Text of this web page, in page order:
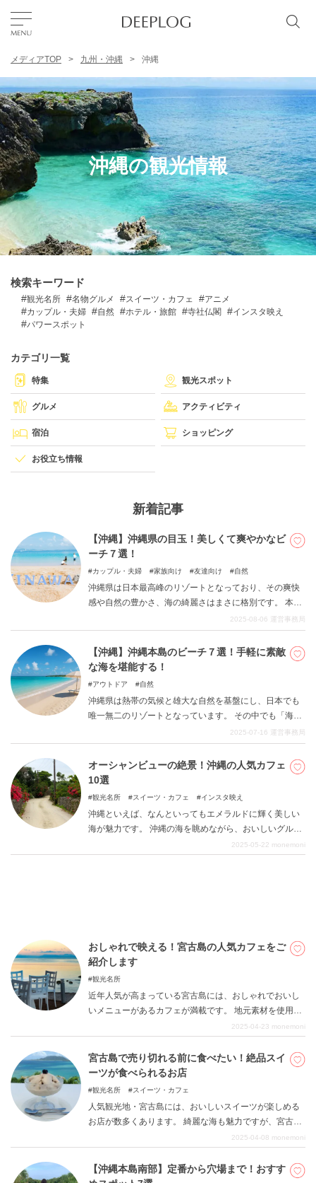
TOP
エリア
カテゴリー
日本語
お問い合わせ
運営会社
トラベルライター募集
メディアTOP 九州・沖縄 沖縄
沖縄の観光情報
検索キーワード
観光名所 名物グルメ スイーツ・カフェ
アニメ
カップル・夫婦
自然 ホテル・旅館 寺社仏閣
インスタ映え
パワースポット
カテゴリ一覧
特集 観光スポット
グルメ アクティビティ
宿泊 ショッピング
お役立ち情報
新着記事
【沖縄】沖縄県の目玉！美しくて爽やかなビ
ーチ７選！
カップル・夫婦 家族向け 友達向け 自然
沖縄県は日本最高峰のリゾートとなっており、その爽快
感や自然の豊かさ、海の綺麗さはまさに格別です。 本州
にいてはまず味わえない鮮やかな風景は、多くの方の心
を惹きつけます。今回の記事では見ても楽しく、様々な
アクティビティを楽しめる「海」を中心とした沖縄県観
光のプランをご提案いたします。 今回の記事を参考にし
2025-08-06 運営事務局
【沖縄】沖縄本島のビーチ７選！手軽に素敵
な海を堪能する！
アウトドア 自然
沖縄県は熱帯の気候と雄大な自然を基盤にし、日本でも
唯一無二のリゾートとなっています。 その中でも「海」
は間違いなく忘れずに語ることができません。 青々とし
た海や爽やかな雰囲気は人の心を奪い去ってしまいます
が、今回はそんな沖縄県の本島に絞ってビーチをご提案
します。 旅行客の方にも交通アクセスの敷居が低めのス
2025-07-16 運営事務局
オーシャンビューの絶景！沖縄の人気カフェ
10選
観光名所 スイーツ・カフェ インスタ映え
沖縄といえば、なんといってもエメラルドに輝く美しい
海が魅力です。 沖縄の海を眺めながら、おいしいグルメ
を楽しめる贅沢な映えるカフェがたくさんあります。 本
2025-05-22 monemoni
おしゃれで映える！宮古島の人気カフェをご
紹介します
観光名所
近年人気が高まっている宮古島には、おしゃれでおいし
いメニューがあるカフェが満載です。 地元素材を使用し
ていたり、写真映えするメニューなどお店ごとに個性が
ェをご紹介します。 ランチにもブレイクタイムにもぴっ
たりなカフェで、すてきなひと時を過ごしてみましょう
2025-04-23 monemoni
宮古島で売り切れる前に食べたい！絶品スイ
ーツが食べられるお店
観光名所 スイーツ・カフェ
人気観光地・宮古島には、おいしいスイーツが楽しめる
お店が数多くあります。 綺麗な海も魅力ですが、宮古島
ならではのスイーツは宮古島に訪れるからこそ味わえる
スイーツが食べられるお店をご紹介します。
2025-04-08 monemoni
【沖縄本島南部】定番から穴場まで！おすす